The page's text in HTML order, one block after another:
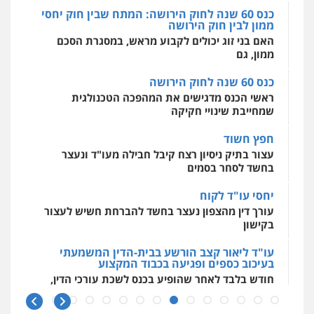
מרכז התחלה חדשה
אסירים עבירות מין שירותים מקצועיים
לעורכי דין
כנס 60 שנה לחוק הירושה: המתח שבין חוק יחסי
ממון לבין חוק הירושה
האם בני זוג יכולים לקבוע מראש, במסגרת הסכם
ממון, גם
כנס 60 שנה לחוק הירושה
ראשי הכנס מדגישים את המהפכה הטכנולגית
שמחייבת שינויי חקיקה
חפץ חשוד
עצור בתיק ניסיון רצח קיבל חבילה מעו"ד ונעצר
בחשד לסחר בסמים
יחסי עו"ד לקוח
עורך דין מהצפון נעצר בחשד להברחת חשיש לעצור
בקישון
עו"ד ליאור קצב הורשע בבית-הדין המשמעתי
בעיכוב כספים ופגיעה בכבוד המקצוע
חודש בלבד לאחר שהופיע בכנס לשכת עורכי הדין,
קצב הורשע